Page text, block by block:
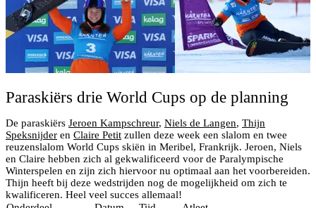
Paraskiërs drie World Cups op de planning
De paraskiërs Jeroen Kampschreur, Niels de Langen, Thijn
Speksnijder en Claire Petit zullen deze week een slalom en twee
reuzenslalom World Cups skiën in Meribel, Frankrijk. Jeroen, Niels
en Claire hebben zich al gekwalificeerd voor de Paralympische
Winterspelen en zijn zich hiervoor nu optimaal aan het voorbereiden.
Thijn heeft bij deze wedstrijden nog de mogelijkheid om zich te
kwalificeren. Heel veel succes allemaal!